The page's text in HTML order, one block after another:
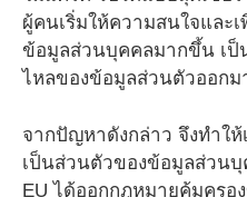
ผู้คนเริ่มให้ความสนใจและ
ข้อมูลส่วนบุคคลมากขึ้น เป็
ไหลของข้อมูลส่วนตัวออกม
จากปัญหาดังกล่าว จึงทำใ
เป็นส่วนตัวของข้อมูลส่วน
EU ได้ออกกฎหมายคุ้มครอ